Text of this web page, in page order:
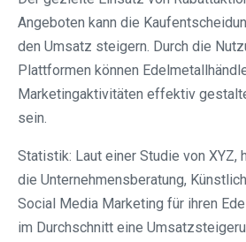
Angeboten kann die
den Umsatz steigern. Durch die
Plattformen können
Marketingaktivitäten effektiv
sein.
Statistik: Laut einer Studie von XYZ,
die Unternehmensberatung,
Social Media Marketing für ihren
im Durchschnitt eine